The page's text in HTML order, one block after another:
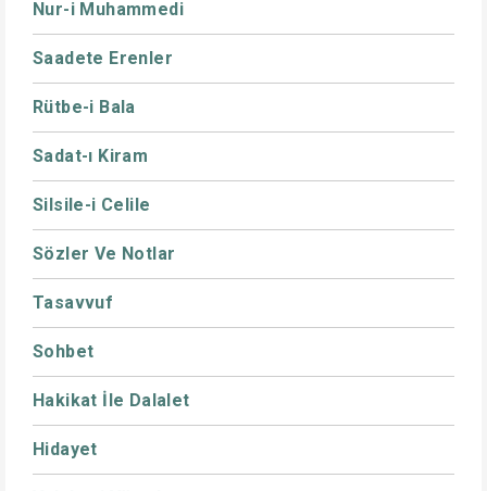
Nur-i Muhammedi
Saadete Erenler
Rütbe-i Bala
Sadat-ı Kiram
Silsile-i Celile
Sözler Ve Notlar
Tasavvuf
Sohbet
Hakikat İle Dalalet
Hidayet